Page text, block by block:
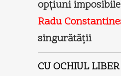
opţiuni imposibile
Radu
singurătăţii
CU OCHIUL LIBER